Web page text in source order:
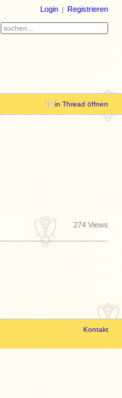
Login Registrieren
in Thread öffnen
274 Views
Kontakt